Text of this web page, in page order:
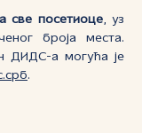
све посетиоце, уз
броја места.
ДИДС-а могућа је
.